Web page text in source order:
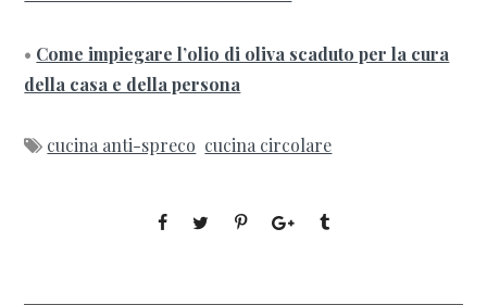
• Come impiegare l’olio di oliva scaduto per la cura
della casa e della persona
cucina anti-spreco cucina circolare